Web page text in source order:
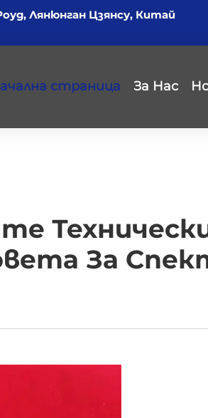
Лянюнган Цзянсу, Китай
страница За Нас
За